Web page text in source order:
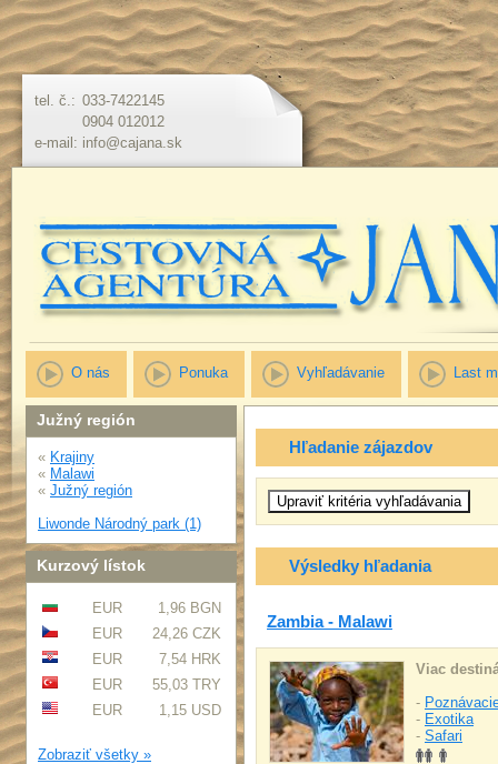
tel. č.: 033-7422145
0904 012012
e-mail: info@cajana.sk
O nás Ponuka Vyhľadávanie Last
Južný región
« Krajiny
« Malawi
« Južný región
Liwonde Národný park (1)
Kurzový lístok
EUR
1,96 BGN
EUR
24,26 CZK
EUR
7,54 HRK
EUR
55,03 TRY
EUR
1,15 USD
Zobraziť všetky »
Hľadanie zájazdov
Výsledky hľadania
Zambia - Malawi
Viac
-
- Exotika
- Safari